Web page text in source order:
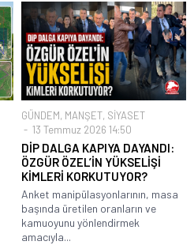
GÜNDEM, MANŞET, SİYASET
13 Temmuz 2026 14:50
DİP DALGA KAPIYA DAYANDI:
ÖZGÜR ÖZEL’İN YÜKSELİŞİ
KİMLERİ KORKUTUYOR?
Anket manipülasyonlarının, masa
başında üretilen oranların ve
kamuoyunu yönlendirmek
amacıyla...